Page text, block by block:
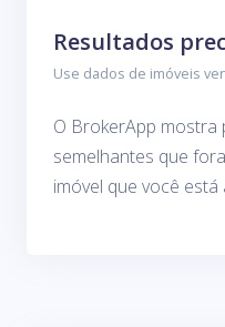
Resultados
Use dados de imóveis
O BrokerApp mostra
semelhantes que
imóvel que você está